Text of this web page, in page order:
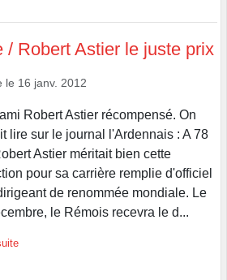
/ Robert Astier le juste prix
le 16 janv. 2012
Robert Astier récompensé. On
lire sur le journal l'Ardennais : A 78
Astier méritait bien cette
pour sa carrière remplie d'officiel
de renommée mondiale. Le
le Rémois recevra le d...